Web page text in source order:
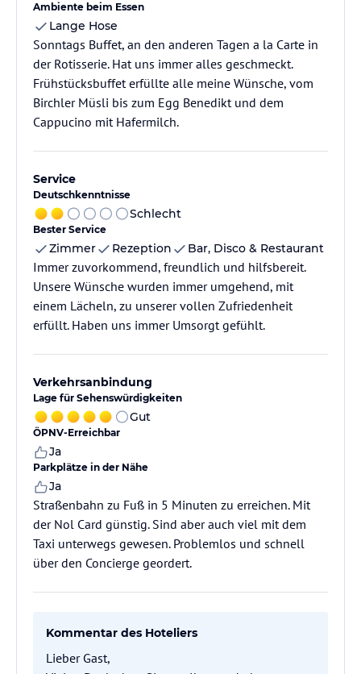
Ambiente beim Essen
Lange Hose
Sonntags Buffet, an den anderen Tagen a la Carte in
der Rotisserie. Hat uns immer alles geschmeckt.
Frühstücksbuffet erfüllte alle meine Wünsche, vom
Birchler Müsli bis zum Egg Benedikt und dem
Cappucino mit Hafermilch.
Service
Deutschkenntnisse
Schlecht
Bester Service
Zimmer Rezeption Bar, Disco & Restaurant
Immer zuvorkommend, freundlich und hilfsbereit.
Unsere Wünsche wurden immer umgehend, mit
einem Lächeln, zu unserer vollen Zufriedenheit
erfüllt. Haben uns immer Umsorgt gefühlt.
Verkehrsanbindung
Lage für Sehenswürdigkeiten
Gut
ÖPNV-Erreichbar
Ja
Parkplätze in der Nähe
Ja
Straßenbahn zu Fuß in 5 Minuten zu erreichen. Mit
der Nol Card günstig. Sind aber auch viel mit dem
Taxi unterwegs gewesen. Problemlos und schnell
über den Concierge geordert.
Kommentar des Hoteliers
Lieber Gast,